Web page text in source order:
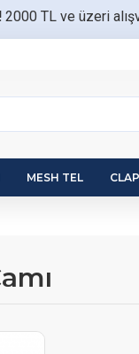
2000 TL ve üzeri
MESH TEL